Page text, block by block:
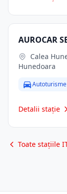
AUROCAR
Hunedoara
Autoturisme
Detalii stație
Toate stațiile